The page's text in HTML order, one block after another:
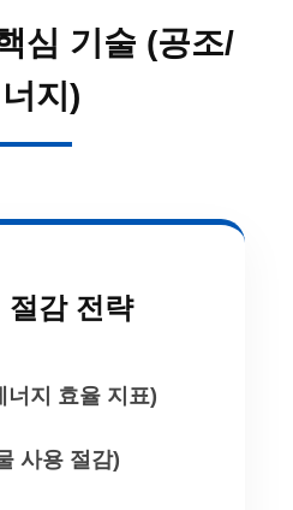
심 기술 (공조/
지)
절감 전략
너지 효율 지표)
사용 절감)